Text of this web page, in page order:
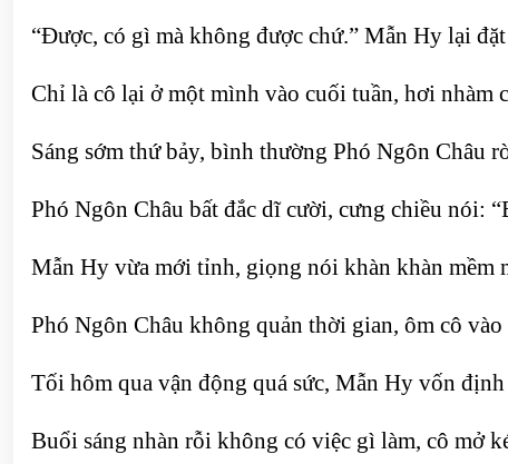
“Được, có gì mà không được chứ.” Mẫn Hy lại
Chỉ là cô lại ở một mình vào cuối tuần, hơi nhàm
Sáng sớm thứ bảy, bình thường Phó Ngôn Châu
Phó Ngôn Châu bất đắc dĩ cười, cưng chiều nói:
Mẫn Hy vừa mới tỉnh, giọng nói khàn khàn mềm
Phó Ngôn Châu không quản thời gian, ôm cô
Tối hôm qua vận động quá sức, Mẫn Hy vốn
Buổi sáng nhàn rỗi không có việc gì làm, cô mở